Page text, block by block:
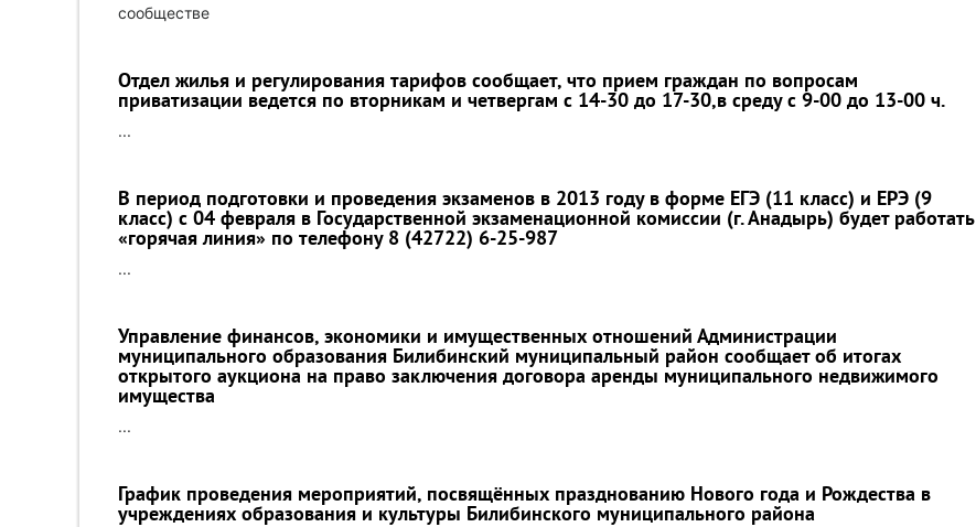
сообществе
Отдел жилья и регулирования тарифов сообщает, что прием граждан по вопросам
приватизации ведется по вторникам и четвергам с 14-30 до 17-30,в среду с 9-00 до 13-00 ч.
...
В период подготовки и проведения экзаменов в 2013 году в форме ЕГЭ (11 класс) и ЕРЭ (9
класс) с 04 февраля в Государственной экзаменационной комиссии (г. Анадырь) будет работать
«горячая линия» по телефону 8 (42722) 6-25-987
...
Управление финансов, экономики и имущественных отношений Администрации
муниципального образования Билибинский муниципальный район сообщает об итогах
открытого аукциона на право заключения договора аренды муниципального недвижимого
имущества
...
График проведения мероприятий, посвящённых празднованию Нового года и Рождества в
учреждениях образования и культуры Билибинского муниципального района